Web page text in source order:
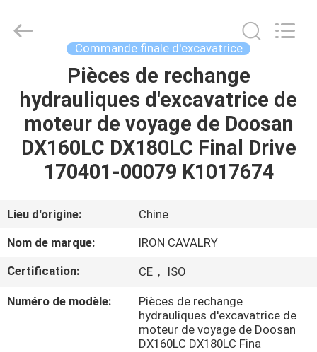
APERÇU
PRODUITS
VIDÉOS
VR
SHOW
A
PROPOS
Machinery
Commande finale d'excavatrice
Pièces de rechange
hydrauliques d'excavatrice de
moteur de voyage de Doosan
DX160LC DX180LC Final Drive
170401-00079 K1017674
Lieu d'origine:
Chine
Nom de marque:
IRON CAVALRY
Certification:
CE， ISO
Numéro de modèle:
Pièces de rechange
hydrauliques d'excavatrice de
moteur de voyage de Doosan
DX160LC DX180LC Fina